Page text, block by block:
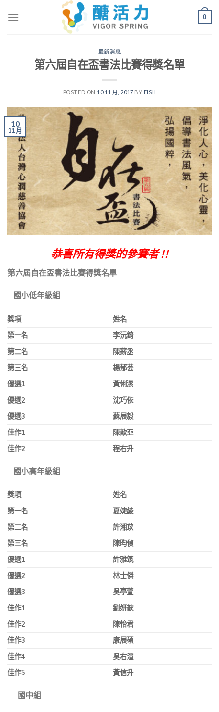
0
最新消息
第六屆自在盃書法比賽得獎名單
POSTED ON 10 11 月, 2017 BY FISH
10
11 月
恭喜所有得獎的參賽者 !!
第六屆自在盃書法比賽得獎名單
國小低年級組
獎項
姓名
第一名
李沅錡
第二名
陳薪丞
第三名
楊郁芸
優選1
黃俐潔
優選2
沈巧依
優選3
蘇展毅
佳作1
陳歆亞
佳作2 程右升
國小高年級組
獎項
姓名
第一名
夏婕綾
第二名
許湘苡
第三名
陳昀偵
優選1
許雅筑
優選2
林士傑
優選3
吳亭萱
佳作1
劉妍歆
佳作2
陳怡君
佳作3
康展碩
佳作4
吳右渲
佳作5 黃信升
國中組